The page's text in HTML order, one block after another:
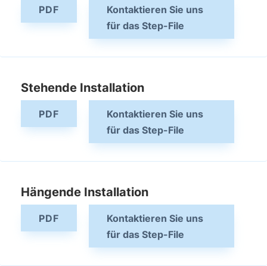
PDF
Kontaktieren Sie uns
für das Step-File
Stehende Installation
PDF
Kontaktieren Sie uns
für das Step-File
Hängende Installation
PDF
Kontaktieren Sie uns
für das Step-File